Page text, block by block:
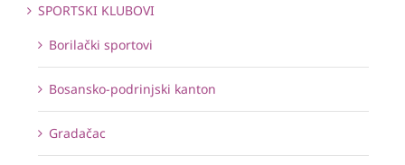
SPORTSKI KLUBOVI
Borilački sportovi
Bosansko-podrinjski kanton
Gradačac